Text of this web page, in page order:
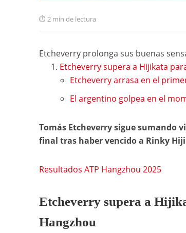
2 min de lectura
Etcheverry prolonga sus buenas
Etcheverry supera a Hijikata
Etcheverry arrasa en el
El argentino golpea en el
Tomás Etcheverry sigue sumando
final tras haber vencido a Rinky
Resultados ATP Hangzhou 2025
Etcheverry supera a
Hangzhou